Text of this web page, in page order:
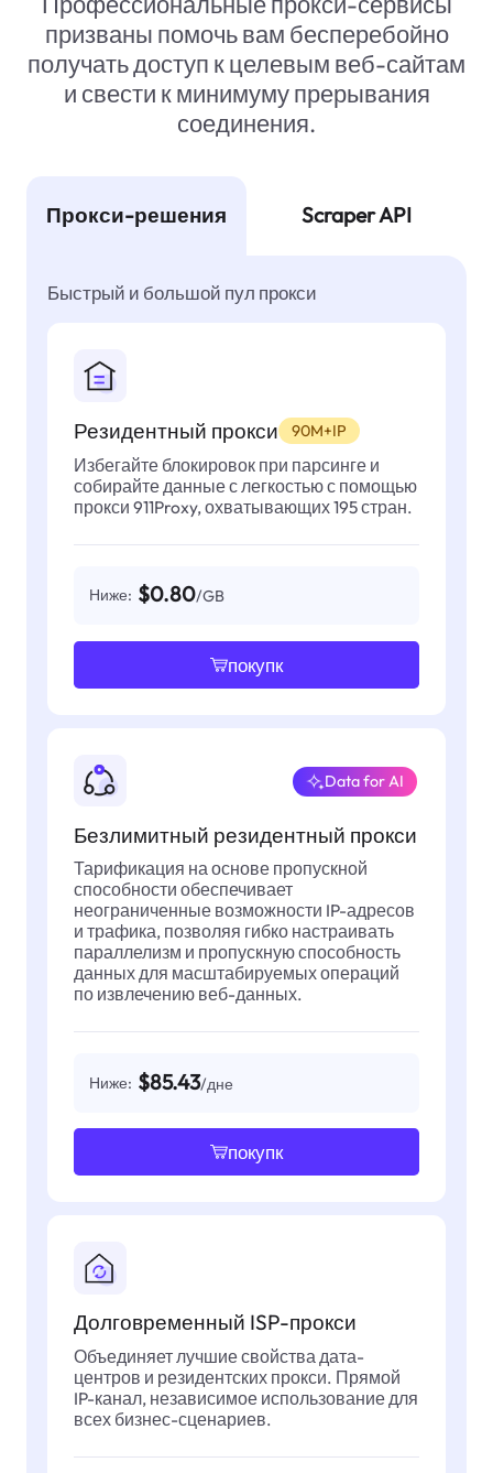
призваны помочь вам бесперебойно
получать доступ к целевым веб-сайтам
и свести к минимуму прерывания
соединения.
Прокси-решения Scraper API
Быстрый и большой пул прокси
Резидентный прокси 90M+IP
Избегайте блокировок при парсинге и
собирайте данные с легкостью с помощью
прокси 911Proxy, охватывающих 195 стран.
Ниже: $0.80/GB
покупк
Безлимитный резидентный прокси
Data for AI
Тарификация на основе пропускной
способности обеспечивает
неограниченные возможности IP-адресов
и трафика, позволяя гибко настраивать
параллелизм и пропускную способность
данных для масштабируемых операций
по извлечению веб-данных.
Ниже: $85.43/дне
покупк
Долговременный ISP-прокси
Объединяет лучшие свойства дата-
центров и резидентских прокси. Прямой
IP-канал, независимое использование для
всех бизнес-сценариев.